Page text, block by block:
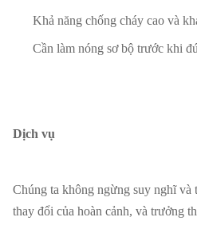
Khả năng chống cháy cao và
Cần làm nóng sơ bộ trước khi
Dịch vụ
Chúng ta không ngừng suy nghĩ
thay đổi của hoàn cảnh, và trưởng